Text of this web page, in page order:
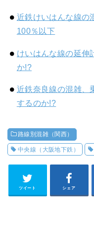
近鉄けいはんな線の
100％以下
けいはんな線の延伸
か!?
近鉄奈良線の混雑、
するのか!?
路線別混雑（関西）
中央線（大阪地下鉄）
ツイート シェア